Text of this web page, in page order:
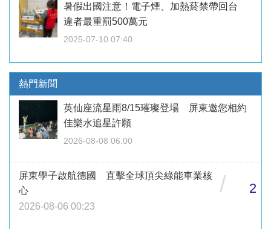
暑假出國注意！電子煙、加熱菸禁帶回台
違者最重罰500萬元
2025-07-10 07:40
熱門新聞
英仙座流星雨8/15璀璨登場 屏東邀您相約
佳樂水追星許願
2026-08-08 06:00
屏東學子啟航德國 直擊全球頂尖綠能車業核
心
2026-08-06 00:23
/ 2